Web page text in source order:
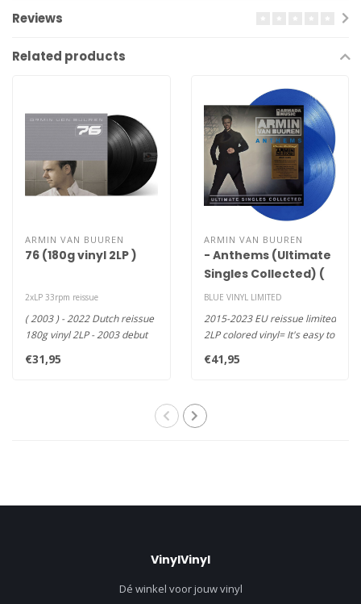
Reviews
Related products
ARMIN VAN BUUREN
76 (180g vinyl 2LP )
2xLP 33rpm reissue
( 2003 ) - 2022 Dutch reissue
180g vinyl 2LP - 2003 debut
€31,95
ARMIN VAN BUUREN
- Anthems (Ultimate
Singles Collected) (
colour vinyl 2LP)
BLUE VINYL LIMITED
2015-2023 EU reissue limited
2LP colored vinyl= It's easy to
€41,95
VinylVinyl
Dé winkel voor jouw vinyl